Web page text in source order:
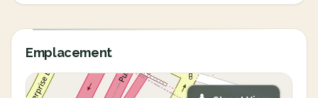
Emplacement